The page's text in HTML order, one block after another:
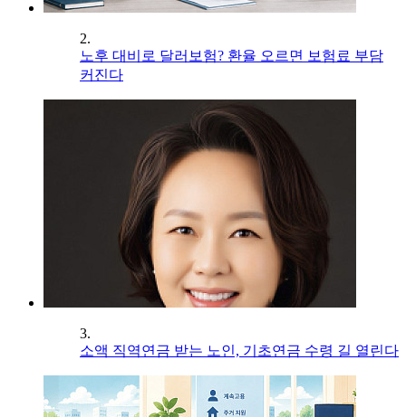
2.
노후 대비로 달러보험? 환율 오르면 보험료 부담
커진다
3.
소액 직역연금 받는 노인, 기초연금 수령 길 열린다